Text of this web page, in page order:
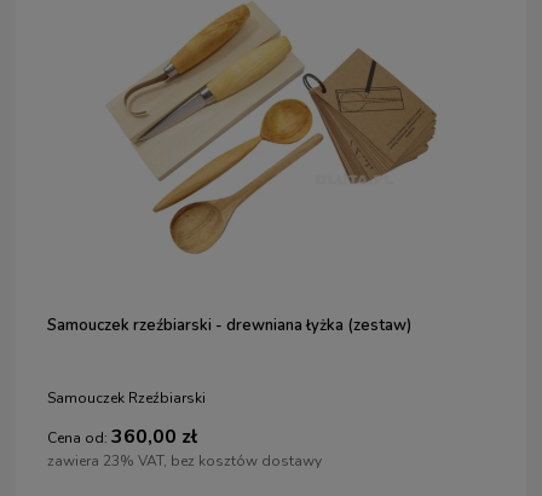
Samouczek rzeźbiarski - drewniana łyżka (zestaw)
Samouczek Rzeźbiarski
Cena od: 360,00 zł
zawiera 23% VAT, bez kosztów dostawy